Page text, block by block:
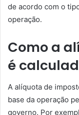
de acordo com o
operação.
Como a
é
A alíquota de
base da operação
governo. Por